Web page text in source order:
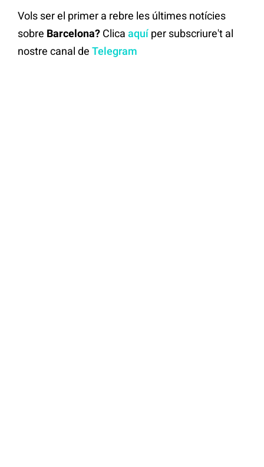
Vols ser el primer a rebre les últimes notícies
sobre Barcelona? Clica aquíper subscriure't al
nostre canal de Telegram